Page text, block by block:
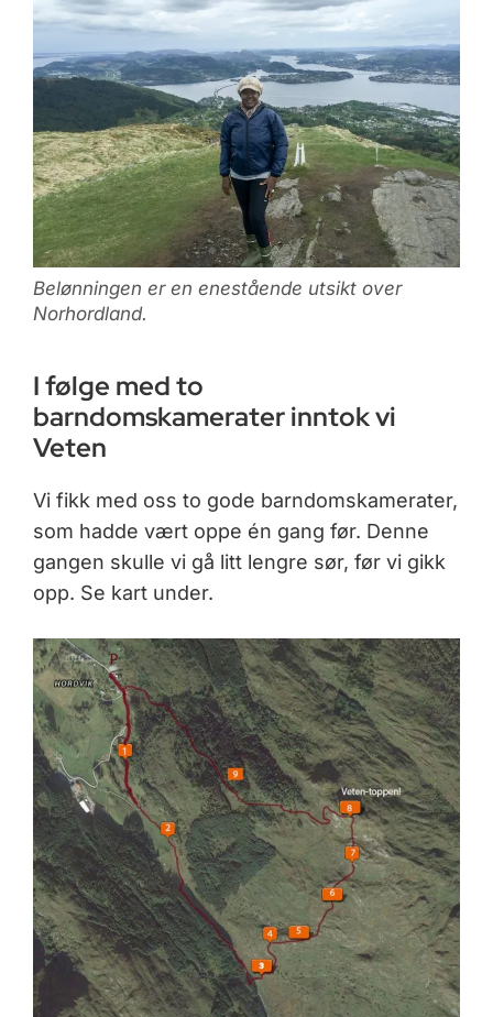
Belønningen er en enestående utsikt over
Norhordland.
I følge med to
barndomskamerater inntok vi
Veten
Vi fikk med oss to gode barndomskamerater,
som hadde vært oppe én gang før. Denne
gangen skulle vi gå litt lengre sør, før vi gikk
opp. Se kart under.